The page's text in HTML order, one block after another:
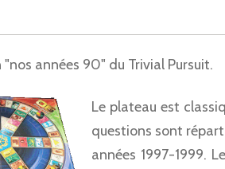
"nos années 90" du Trivial Pursuit.
Le plateau est
questions sont
années 1997-1999.